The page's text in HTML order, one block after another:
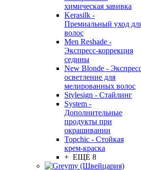
химическая завивка
Kerasilk -
Премиальный уход
волос
Men Reshade -
Экспресс-коррекция
седины
New Blonde -
осветление для
мелированных волос
Stylesign - Стайлинг
System -
Дополнительные
продукты при
окрашивании
Topchic - Стойкая
крем-краска
+ ЕЩЕ 8